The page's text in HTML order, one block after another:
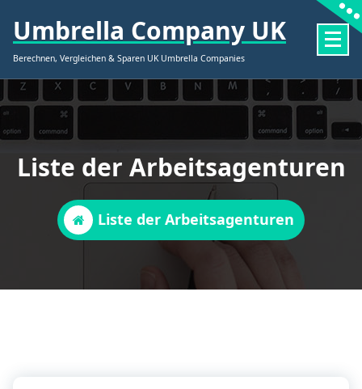
Inhalt
springen
Umbrella Company UK
Berechnen, Vergleichen & Sparen UK Umbrella Companies
Liste der Arbeitsagenturen
Liste der Arbeitsagenturen